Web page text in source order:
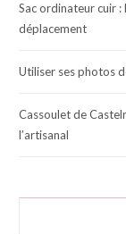
Sac ordinateur cuir :
déplacement
Utiliser ses photos
Cassoulet de
l’artisanal